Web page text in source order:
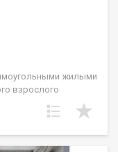
жилыми
взрослого
во двор (южные
Центр Иркутск»